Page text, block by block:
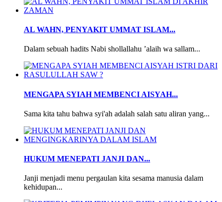
AL WAHN, PENYAKIT UMMAT ISLAM...
Dalam sebuah hadits Nabi shollallahu ’alaih wa sallam...
MENGAPA SYIAH MEMBENCI AISYAH...
Sama kita tahu bahwa syi'ah adalah salah satu aliran yang...
HUKUM MENEPATI JANJI DAN...
Janji menjadi menu pergaulan kita sesama manusia dalam
kehidupan...